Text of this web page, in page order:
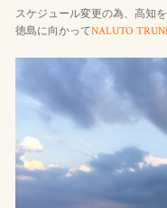
スケジュール変更の為、高知を
徳島に向かってNALUTO